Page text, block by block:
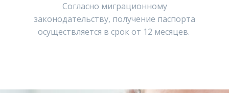
Согласно миграционному
законодательству, получение паспорта
осуществляется в срок от 12 месяцев.